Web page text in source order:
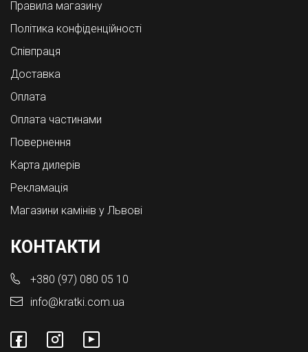
Правила магазину
Політика конфіденційності
Співпраця
Доставка
Оплата
Оплата частинами
Повернення
Карта дилерів
Рекламація
Магазини камінів у Львові
КОНТАКТИ
+380 (97) 080 05 10
info@kratki.com.ua